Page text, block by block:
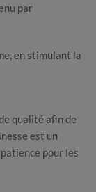
par
en stimulant la
qualité afin de
est un
pour les